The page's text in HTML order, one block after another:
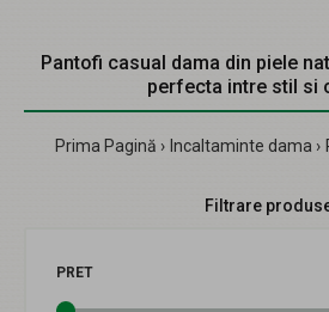
Pantofi casual dama din piele
perfecta intre stil si
Prima Pagină Incaltaminte dama
Filtrare
PRET